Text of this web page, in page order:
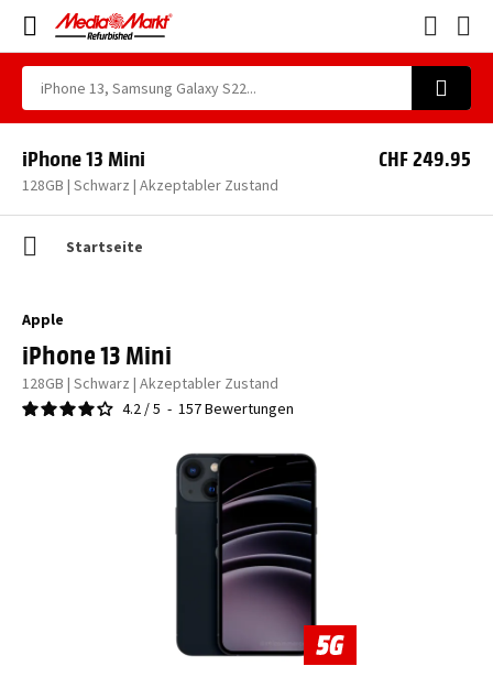
iPhone 13 Mini
128GB | Schwarz | Akzeptabler Zustand
CHF 249.95
Startseite
Apple
iPhone 13 Mini
128GB | Schwarz | Akzeptabler Zustand
4.2 /5 - 157Bewertungen